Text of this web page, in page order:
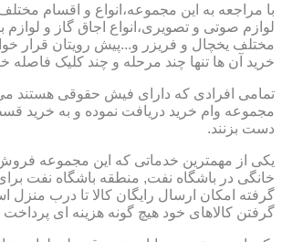
با مراجعه به این مجموعه،انواع و اقسام مختلف
لوازم صوتی و تصویری،انواع اجاق گاز و لوازم
مختلف یخچال و فریزر و...پیش رویتان قرار
خرید آن ها تنها چند مرحله و چند کلیک فاصله
تمامی افرادی که دارای فیش حقوقی هستند می
مجموعه وام خرید دریافت نموده و به خرید
دست بزنند.
یکی از مهمترین خدماتی که این مجموعه
خانگی در باشگاه نفت, منطقه باشگاه نفت
گرفته امکان ارسال رایگان کالا تا درب
گرفتن کالاهای خود هیچ گونه هزینه ای پرداخت